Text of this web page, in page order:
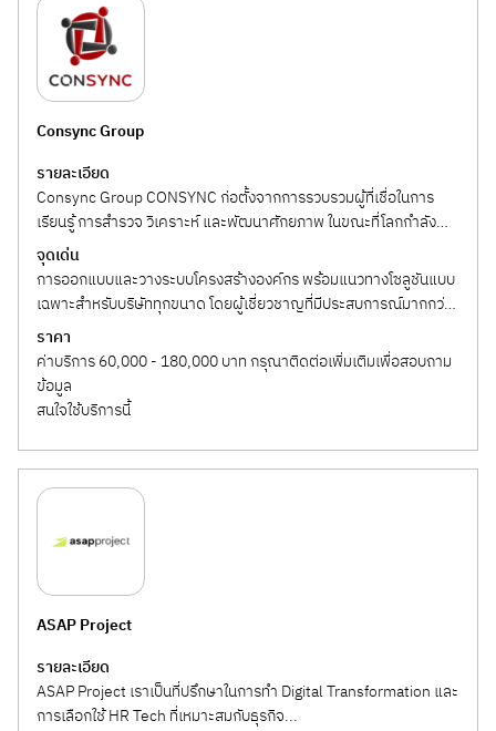
Consync Group
รายละเอียด
Consync Group CONSYNC ก่อตั้งจากการรวบรวมผู้ที่เชื่อในการ
เรียนรู้ การสำรวจ วิเคราะห์ และพัฒนาศักยภาพ ในขณะที่โลกกำลัง
เปลี่ยนแปลงอย่างรวดเร็ว...
จุดเด่น
การออกแบบและวางระบบโครงสร้างองค์กร พร้อมแนวทางโซลูชันแบบ
เฉพาะสำหรับบริษัททุกขนาด โดยผู้เชี่ยวชาญที่มีประสบการณ์มากกว่า
10 ปี โดยมุ่งเน้นด้านบริการ...
ราคา
ค่าบริการ 60,000 - 180,000 บาท กรุณาติดต่อเพิ่มเติมเพื่อสอบถาม
ข้อมูล
สนใจใช้บริการนี้
ASAP Project
รายละเอียด
ASAP Project เราเป็นที่ปรึกษาในการทำ Digital Transformation และ
การเลือกใช้ HR Tech ที่เหมาะสมกับธุรกิจ...